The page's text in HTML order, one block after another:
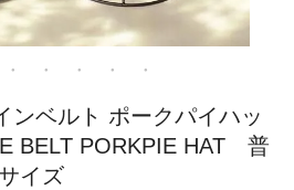
ンベルト ポークパイハッ
BELT PORKPIE HAT 普
イズ